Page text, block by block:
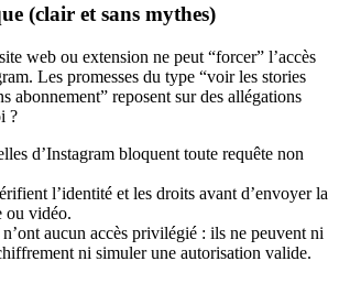
(clair et sans mythes)
web ou extension ne peut “forcer” l’accès
Les promesses du type “voir les stories
abonnement” reposent sur des allégations
?
d’Instagram bloquent toute requête non
l’identité et les droits avant d’envoyer la
ou vidéo.
aucun accès privilégié : ils ne peuvent ni
ni simuler une autorisation valide.